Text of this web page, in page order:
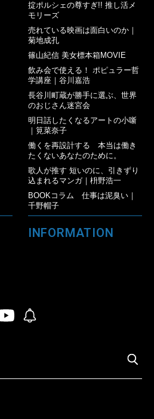
掟ポルシェの尊すぎ!! 推し活メ
モリーズ
売れている映画は面白いのか｜
菊地成孔
篠山紀信 美女標本箱MOVIE
飲み会で使える！ ポピュラー哲
学講座｜谷川嘉浩
長谷川町蔵が勝手に選ぶ、世界
のおじさん迷宮会
明日話したくなるアートの小噺
｜筧菜奈子
働くを再設計する 本当は働き
たくないあなたのために。
歌人が推す 短いのに、引きずり
込まれるマンガ｜枡野浩一
BOOKコラム 仕事は泥臭い｜
千野帽子
INFORMATION